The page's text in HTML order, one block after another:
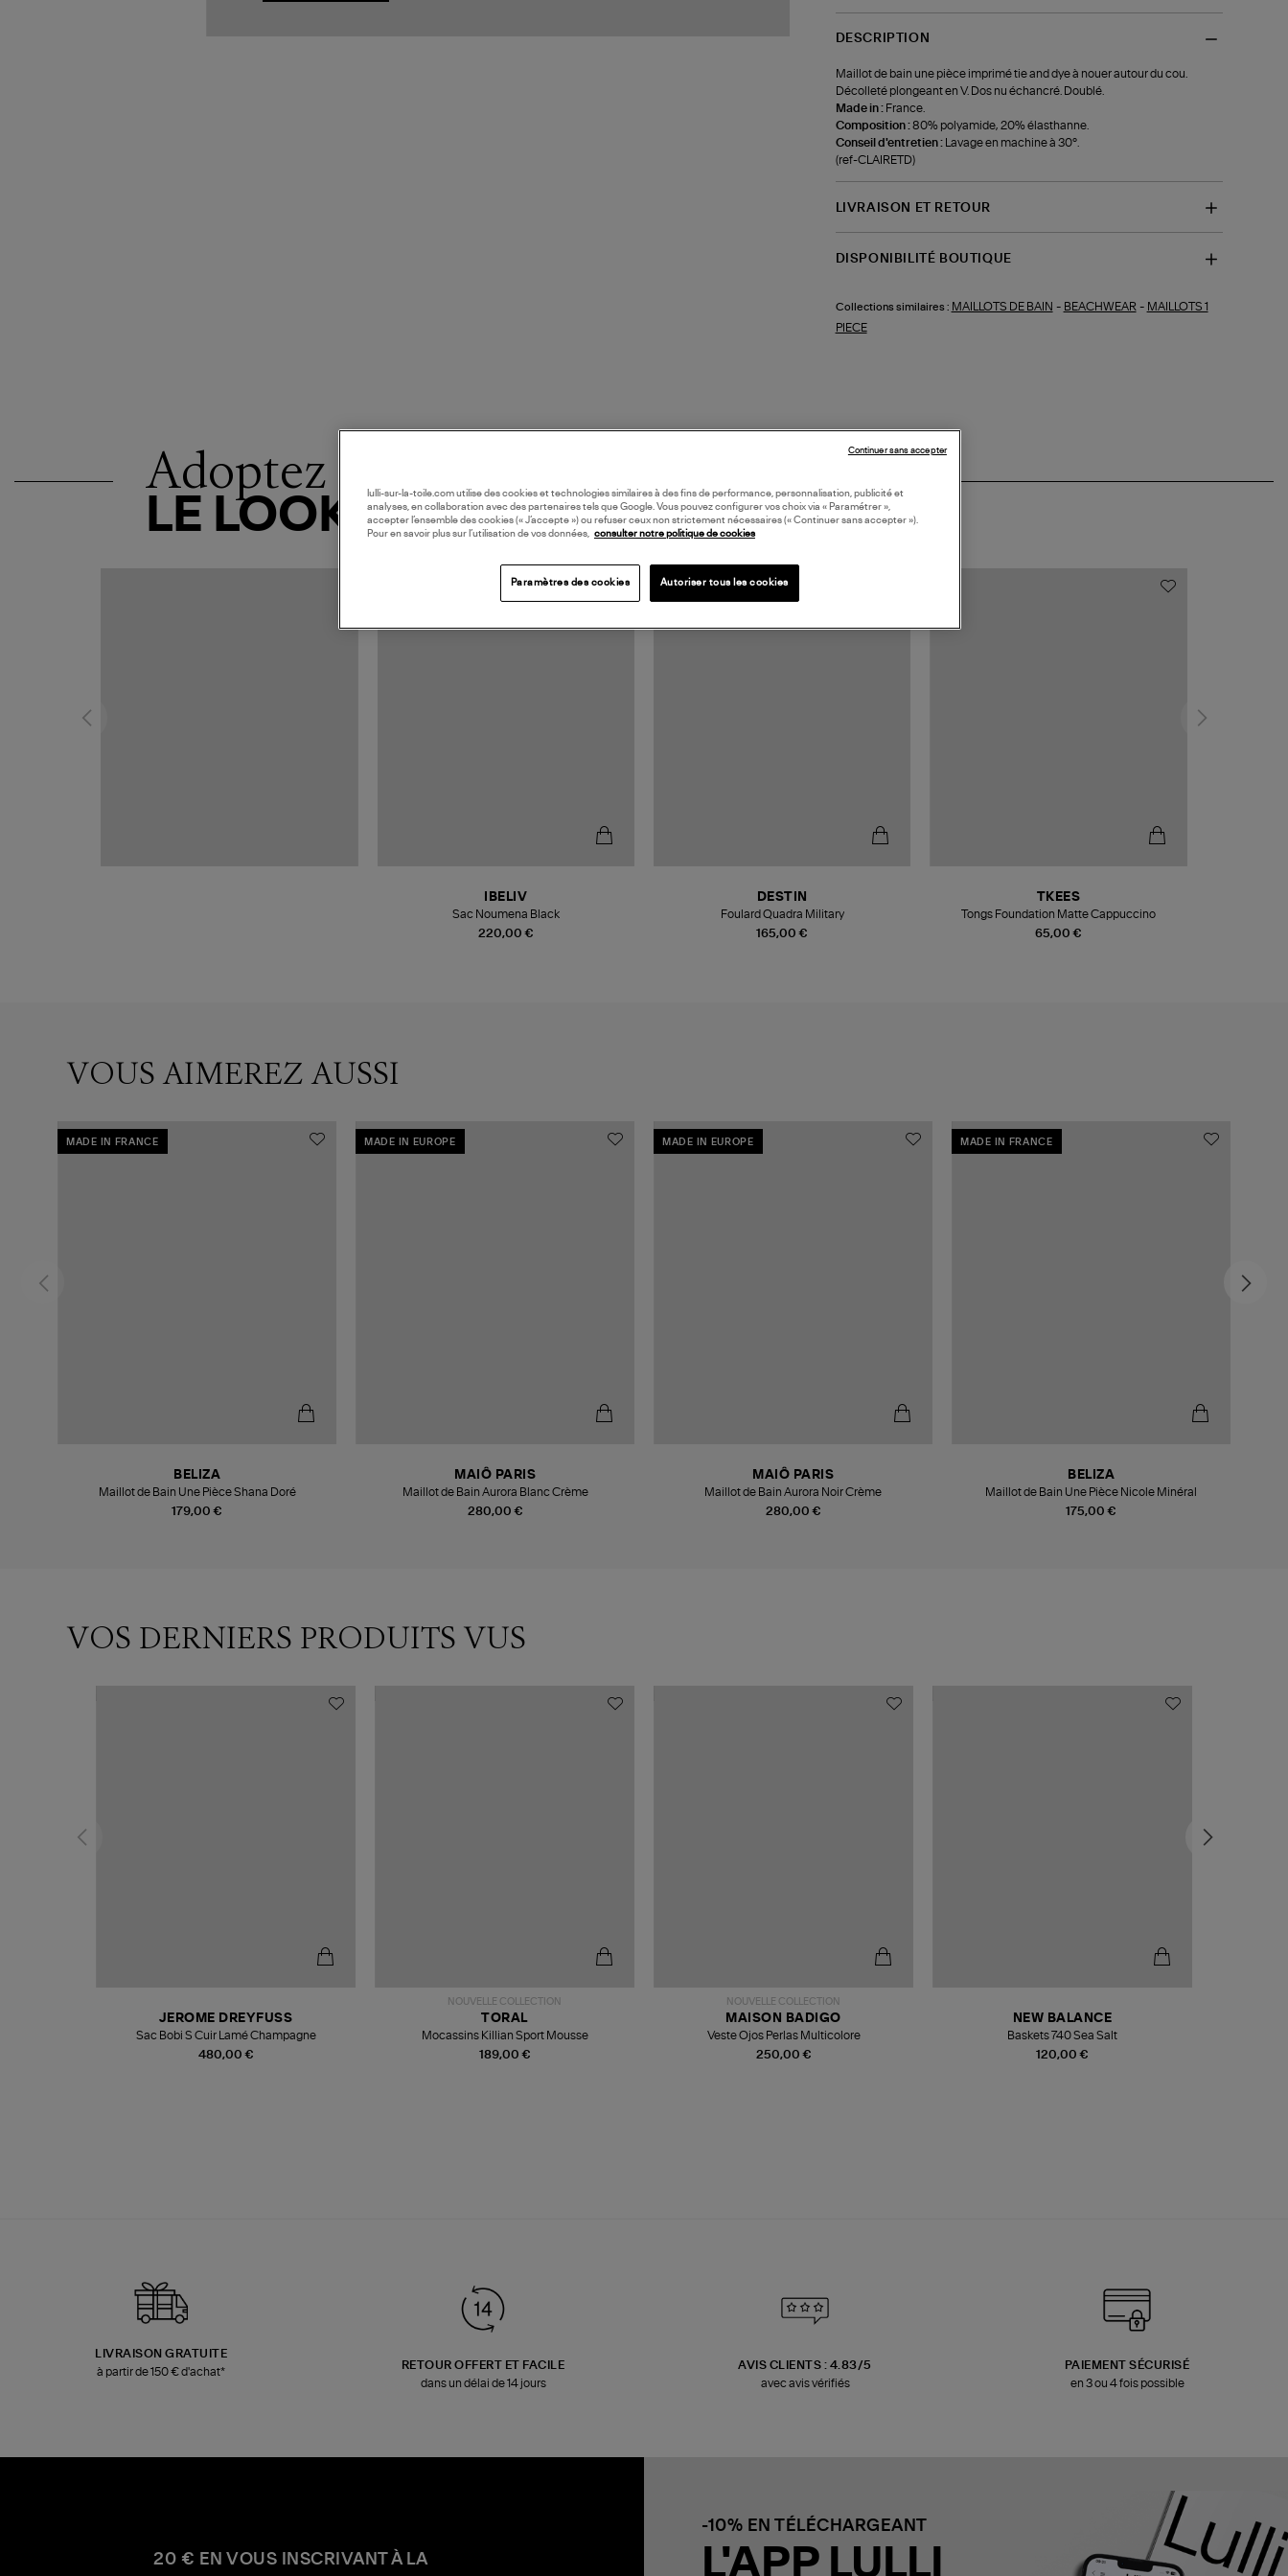
DESCRIPTION
Maillot de bain une pièce imprimé tie and dye à nouer autour du cou.
Décolleté plongeant en V. Dos nu échancré. Doublé.
Made in : France.
Composition :80% polyamide, 20% élasthanne.
Conseil d'entretien :
Lavage en machine à 30°.
(ref-CLAIRETD)
LIVRAISON ET RETOUR
DISPONIBILITÉ BOUTIQUE
Collections similaires : MAILLOTS DE BAIN - BEACHWEAR - MAILLOTS 1
PIECE
Adoptez
LE LOOK
220,00 €
IBELIV
Sac Noumena Black
165,00 €
DESTIN
Foulard Quadra Military
65,00 €
TKEES
Tongs Foundation Matte Cappuccino
VOUS AIMEREZ AUSSI
MADE IN FRANCE
179,00 €
BELIZA
Maillot de Bain Une Pièce Shana Doré
MADE IN EUROPE
280,00 €
MAIÔ PARIS
Maillot de Bain Aurora Blanc Crème
MADE IN EUROPE
280,00 €
MAIÔ PARIS
Maillot de Bain Aurora Noir Crème
MADE IN FRANCE
175,00 €
BELIZA
Maillot de Bain Une Pièce Nicole Minéral
VOS DERNIERS PRODUITS VUS
480,00 €
JEROME DREYFUSS
Sac Bobi S Cuir Lamé Champagne
NOUVELLE COLLECTION
189,00 €
TORAL
Mocassins Killian Sport Mousse
NOUVELLE COLLECTION
250,00 €
MAISON BADIGO
Veste Ojos Perlas Multicolore
120,00 €
NEW BALANCE
Baskets 740 Sea Salt
LIVRAISON GRATUITE
à partir de 150 € d'achat*
RETOUR OFFERT ET FACILE
dans un délai de 14 jours
AVIS CLIENTS : 4.83/5
avec avis vérifiés
PAIEMENT SÉCURISÉ
en 3 ou 4 fois possible
20 € EN VOUS INSCRIVANT À LA
-10% EN TÉLÉCHARGEANT
L'APP LULLI
lulli-sur-la-toile.com utilise des cookies et technologies similaires à des fins de performance, personnalisation, publicité et
analyses, en collaboration avec des partenaires tels que Google. Vous pouvez configurer vos choix via « Paramétrer »,
accepter l’ensemble des cookies (« J’accepte ») ou refuser ceux non strictement nécessaires (« Continuer sans accepter »).
Pour en savoir plus sur l’utilisation de vos données, consulter notre politique de cookies
Paramètres des cookies Autoriser tous les cookies
Continuer sans accepter